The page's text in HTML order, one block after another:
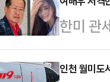
트와 브
셜미디
태의 상
은 학력
양질의
6.1%…
6월 기
한미 관
는 반대
준표 전
인천 월미도